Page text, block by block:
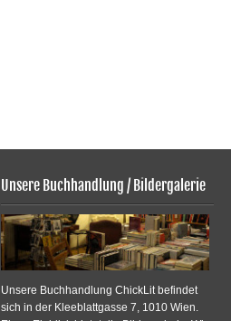
Unsere Buchhandlung / Bildergalerie
Unsere Buchhandlung ChickLit befindet
sich in der Kleeblattgasse 7, 1010 Wien.